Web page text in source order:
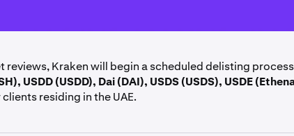
reviews, Kraken will begin a scheduled delisting
USDD (USDD), Dai (DAI), USDS (USDS), USDE
residing in the UAE.